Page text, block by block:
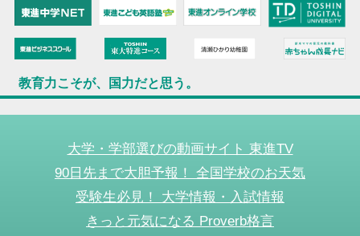
教育力こそが、国力だと思う。
大学・学部選びの動画サイト 東進TV
90日先まで大胆予報！ 全国学校のお天気
受験生必見！ 大学情報・入試情報
きっと元気になる Proverb格言